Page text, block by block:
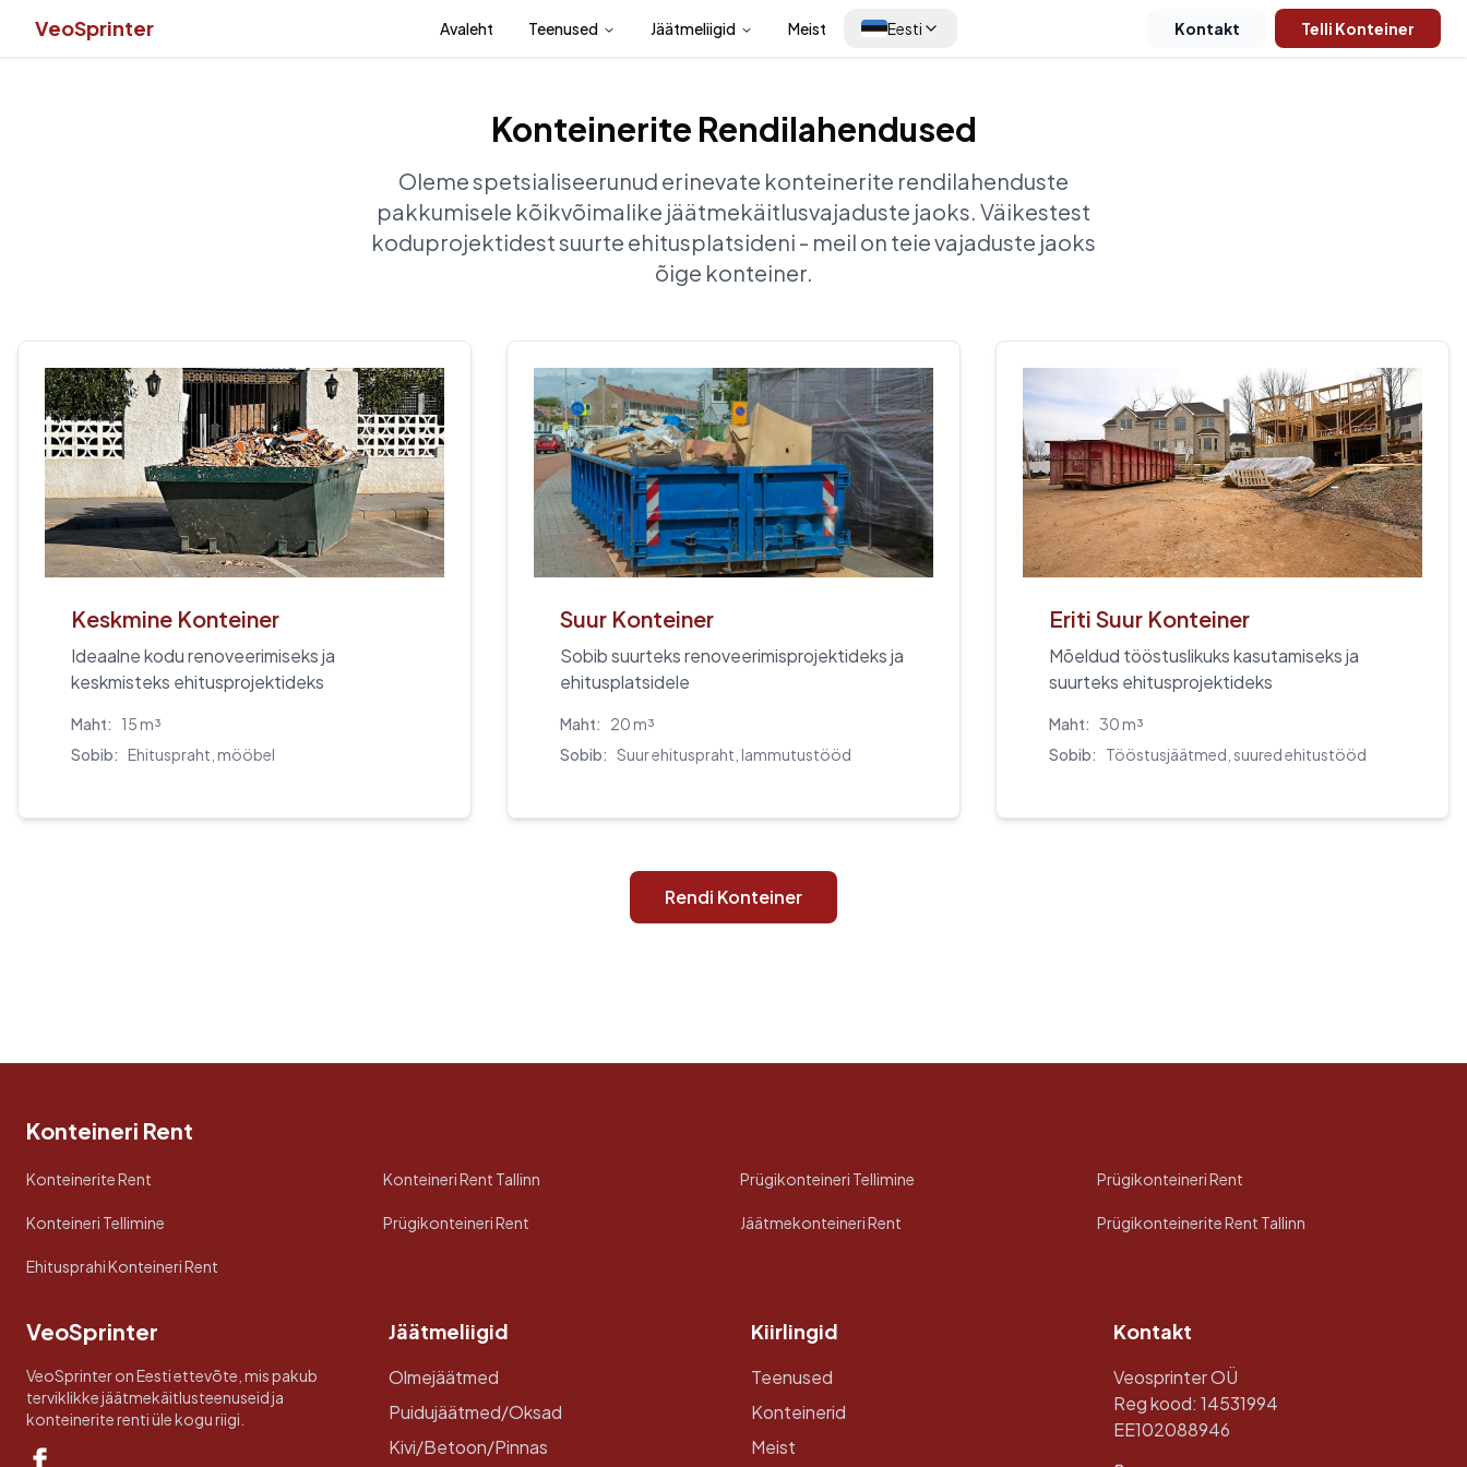
VeoSprinter Avaleht Teenused Jäätmeliigid Meist Eesti Kontakt Telli Konteiner
Konteinerite Rendilahendused
Oleme spetsialiseerunud erinevate konteinerite rendilahenduste
pakkumisele kõikvõimalike jäätmekäitlusvajaduste jaoks. Väikestest
koduprojektidest suurte ehitusplatsideni - meil on teie vajaduste jaoks
õige konteiner.
Keskmine Konteiner
Ideaalne kodu renoveerimiseks ja
keskmisteks ehitusprojektideks
Maht:
15 m³
Sobib:
Ehituspraht, mööbel
Suur Konteiner
Sobib suurteks renoveerimisprojektideks ja
ehitusplatsidele
Maht:
20 m³
Sobib: Suur ehituspraht, lammutustööd
Eriti Suur Konteiner
Mõeldud tööstuslikuks kasutamiseks ja
suurteks ehitusprojektideks
Maht: 30 m³
Sobib:
Tööstusjäätmed, suured ehitustööd
Rendi Konteiner
Konteineri Rent
Konteinerite Rent Konteineri Rent Tallinn Prügikonteineri Tellimine Prügikonteineri Rent
Konteineri Tellimine Prügikonteineri Rent Jäätmekonteineri Rent Prügikonteinerite Rent Tallinn
Ehitusprahi Konteineri Rent
VeoSprinter
VeoSprinter on Eesti ettevõte, mis pakub
terviklikke jäätmekäitlusteenuseid ja
konteinerite renti üle kogu riigi.
Jäätmeliigid
Olmejäätmed
Puidujäätmed/Oksad
Kivi/Betoon/Pinnas
Kiirlingid
Teenused
Konteinerid
Meist
Kontakt
Veosprinter OÜ
Reg kood: 14531994
EE102088946